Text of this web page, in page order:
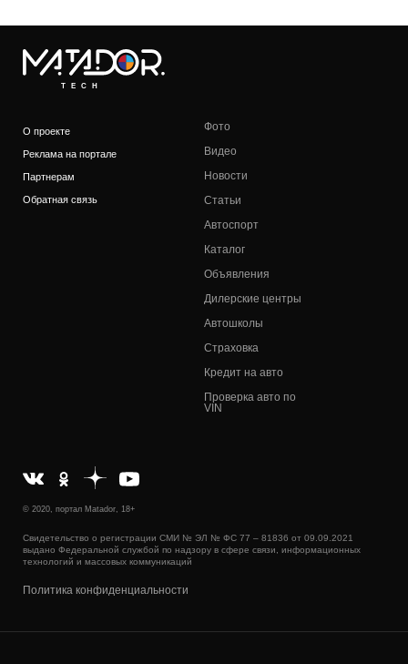
TECH
О проекте
Реклама на портале
Партнерам
Обратная связь
Фото
Видео
Новости
Статьи
Автоспорт
Каталог
Объявления
Дилерские центры
Автошколы
Страховка
Кредит на авто
Проверка авто по
VIN
© 2020, портал Matador, 18+
Свидетельство о регистрации СМИ № ЭЛ № ФС 77 – 81836 от 09.09.2021
выдано Федеральной службой по надзору в сфере связи, информационных
технологий и массовых коммуникаций
Политика конфиденциальности